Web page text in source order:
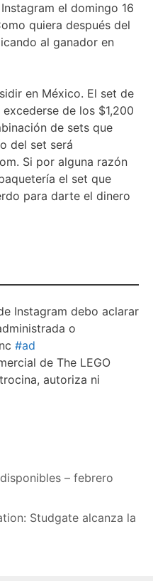
el domingo 16
quiera después del
al ganador en
en México. El set de
de los $1,200
de sets que
del set será
Si por alguna razón
el set que
para darte el dinero
Instagram debo aclarar
o
#ad
de The LEGO
autoriza ni
– febrero
Studgate alcanza la